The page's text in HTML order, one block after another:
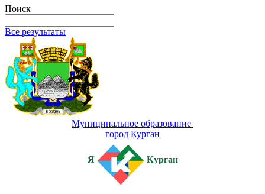
Поиск
Все результаты
Муниципальное образование
город Курган
Я Курган